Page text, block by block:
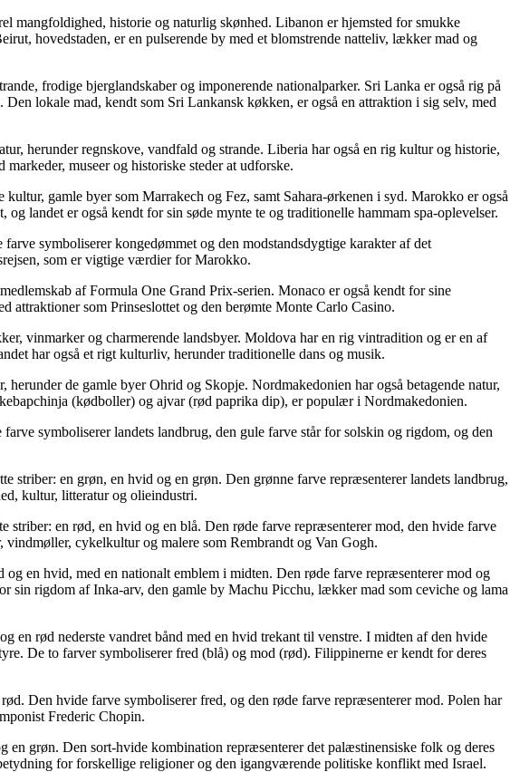
historie og naturlig skønhed. Libanon er hjemsted for smukke
hovedstaden, er en pulserende by med et blomstrende natteliv, lækker mad og
frodige bjerglandskaber og imponerende nationalparker. Sri Lanka er også rig på
lokale mad, kendt som Sri Lankansk køkken, er også en attraktion i sig selv, med
herunder regnskove, vandfald og strande. Liberia har også en rig kultur og historie,
museer og historiske steder at udforske.
gamle byer som Marrakech og Fez, samt Sahara-ørkenen i syd. Marokko er også
landet er også kendt for sin søde mynte te og traditionelle hammam spa-oplevelser.
symboliserer kongedømmet og den modstandsdygtige karakter af det
som er vigtige værdier for Marokko.
af Formula One Grand Prix-serien. Monaco er også kendt for sine
attraktioner som Prinseslottet og den berømte Monte Carlo Casino.
vinmarker og charmerende landsbyer. Moldova har en rig vintradition og er en af
har også et rigt kulturliv, herunder traditionelle dans og musik.
de gamle byer Ohrid og Skopje. Nordmakedonien har også betagende natur,
(kødboller) og ajvar (rød paprika dip), er populær i Nordmakedonien.
symboliserer landets landbrug, den gule farve står for solskin og rigdom, og den
en grøn, en hvid og en grøn. Den grønne farve repræsenterer landets landbrug,
kultur, litteratur og olieindustri.
en rød, en hvid og en blå. Den røde farve repræsenterer mod, den hvide farve
cykelkultur og malere som Rembrandt og Van Gogh.
en hvid, med en nationalt emblem i midten. Den røde farve repræsenterer mod og
sin rigdom af Inka-arv, den gamle by Machu Picchu, lækker mad som ceviche og lama
rød nederste vandret bånd med en hvid trekant til venstre. I midten af ​​den hvide
De to farver symboliserer fred (blå) og mod (rød). Filippinerne er kendt for deres
Den hvide farve symboliserer fred, og den røde farve repræsenterer mod. Polen har
Frederic Chopin.
grøn. Den sort-hvide kombination repræsenterer det palæstinensiske folk og deres
for forskellige religioner og den igangværende politiske konflikt med Israel.